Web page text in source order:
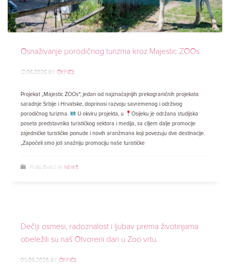
Osnaživanje porodičnog turizma kroz Majestic ZOOs
12.06.2026 BY OFFICE
Projekat „Majestic ZOOs“, jedan od najznačajnijih prekograničnih projekata
saradnje Srbije i Hrvatske, doprinosi razvoju savremenog i održivog
porodičnog turizma.
U okviru projekta, u
Osijeku je održana studijska
poseta predstavnika turističkog sektora i medija, sa ciljem dalje promocije
zajedničke turističke ponude i novih aranžmana koji povezuju dve destinacije.
„Započeli smo još snažniju promociju naše turističke
PUBLISHED IN NEWS
Dečiji osmesi, radoznalost i ljubav prema životinjama
obeležili su naš Otvoreni dan u Zoo vrtu.
05.06.2026 BY OFFICE